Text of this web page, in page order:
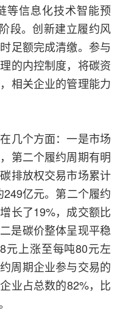
等信息化技术智能预
段。创新建立履约风
足额完成清缴。参与
的内控制度，将碳资
相关企业的管理能力
几个方面：一是市场
第二个履约周期有明
排放权交易市场累计
亿元。第二个履约
长了19%，成交额比
是碳价整体呈现平稳
元上涨至每吨80元左
周期企业参与交易的
业占总数的82%，比